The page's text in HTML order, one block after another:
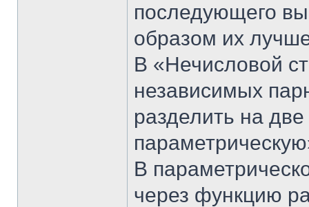
последующего
образом их
В «Нечисловой
независимых
разделить на
В
через функцию